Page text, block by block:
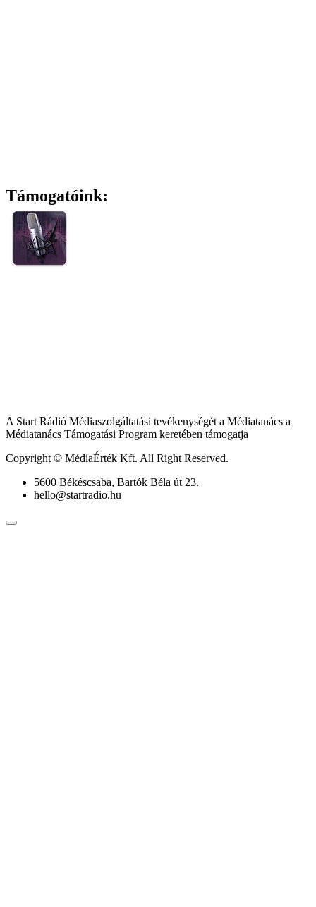
Támogatóink:
A Start Rádió Médiaszolgáltatási tevékenységét a Médiatanács a
Médiatanács Támogatási Program keretében támogatja
Copyright © MédiaÉrték Kft. All Right Reserved.
5600 Békéscsaba, Bartók Béla út 23.
hello@startradio.hu